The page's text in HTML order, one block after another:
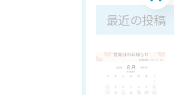
最近の投稿